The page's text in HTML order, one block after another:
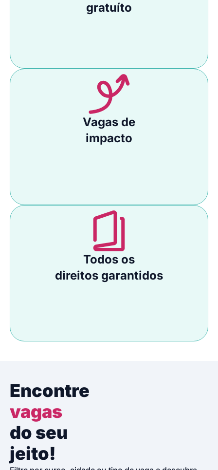
gratuíto
Vagas de
impacto
Todos os
direitos garantidos
Encontre
vagas
do seu
jeito!